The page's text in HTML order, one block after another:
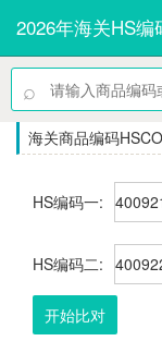
2026年海关HS
⌕
海关商品编码
HS编码一:
HS编码二:
开始比对